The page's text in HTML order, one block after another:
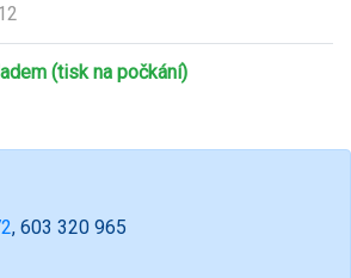
(tisk na počkání)
, 603 320 965